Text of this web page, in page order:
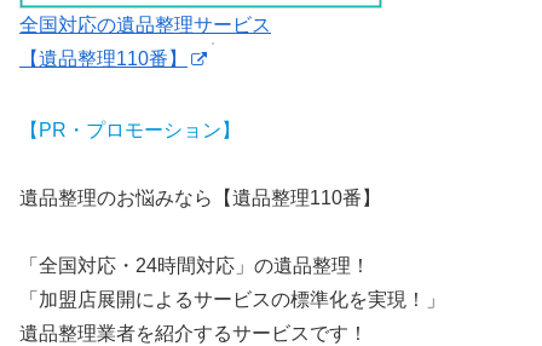
全国対応の遺品整理サービス
【遺品整理110番】
【PR・プロモーション】
遺品整理のお悩みなら【遺品整理110番】
「全国対応・24時間対応」の遺品整理！
「加盟店展開によるサービスの標準化を実現！」
遺品整理業者を紹介するサービスです！